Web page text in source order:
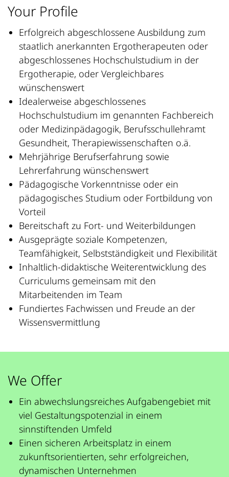
Your Profile
Erfolgreich abgeschlossene Ausbildung zum
staatlich anerkannten Ergotherapeuten oder
abgeschlossenes Hochschulstudium in der
Ergotherapie, oder Vergleichbares
wünschenswert
Idealerweise abgeschlossenes
Hochschulstudium im genannten Fachbereich
oder Medizinpädagogik, Berufsschullehramt
Gesundheit, Therapiewissenschaften o.ä.
Mehrjährige Berufserfahrung sowie
Lehrerfahrung wünschenswert
Pädagogische Vorkenntnisse oder ein
pädagogisches Studium oder Fortbildung von
Vorteil
Bereitschaft zu Fort- und Weiterbildungen
Ausgeprägte soziale Kompetenzen,
Teamfähigkeit, Selbstständigkeit und Flexibilität
Inhaltlich-didaktische Weiterentwicklung des
Curriculums gemeinsam mit den
Mitarbeitenden im Team
Fundiertes Fachwissen und Freude an der
Wissensvermittlung
We Offer
Ein abwechslungsreiches Aufgabengebiet mit
viel Gestaltungspotenzial in einem
sinnstiftenden Umfeld
Einen sicheren Arbeitsplatz in einem
zukunftsorientierten, sehr erfolgreichen,
dynamischen Unternehmen